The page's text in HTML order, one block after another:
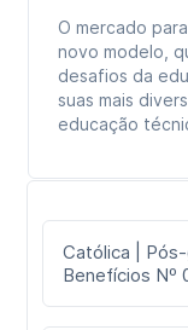
O mercado
novo modelo,
desafios da
suas mais
educação
Católica |
Benefícios Nº